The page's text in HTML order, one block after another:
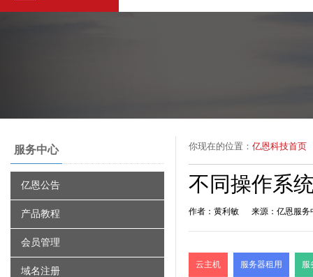
服务中心
亿恩公告
产品教程
会员管理
域名注册
你现在的位置： 亿恩科技首页
不同操作系
作者：黄利敏 来源：亿恩服务
云主机 服务器租用 服